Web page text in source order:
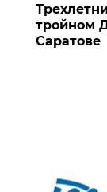
тройном
Саратове